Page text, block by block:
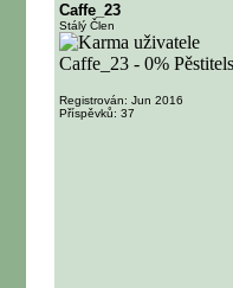
Caffe_23
Stálý Člen
Registrován: Jun 2016
Příspěvků: 37